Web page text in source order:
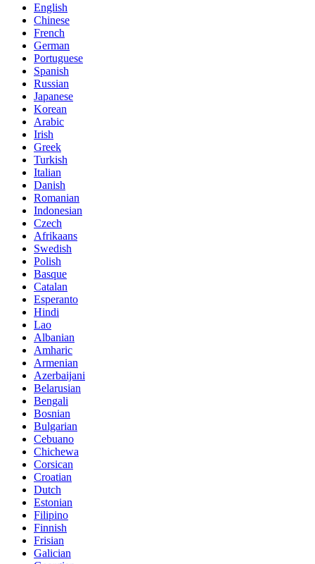
English
Chinese
French
German
Portuguese
Spanish
Russian
Japanese
Korean
Arabic
Irish
Greek
Turkish
Italian
Danish
Romanian
Indonesian
Czech
Afrikaans
Swedish
Polish
Basque
Catalan
Esperanto
Hindi
Lao
Albanian
Amharic
Armenian
Azerbaijani
Belarusian
Bengali
Bosnian
Bulgarian
Cebuano
Chichewa
Corsican
Croatian
Dutch
Estonian
Filipino
Finnish
Frisian
Galician